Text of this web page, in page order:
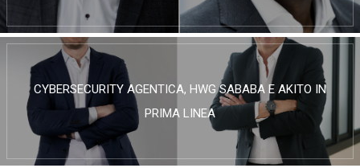
CYBERSECURITY AGENTICA, HWG SABABA E AKITO IN
PRIMA LINEA